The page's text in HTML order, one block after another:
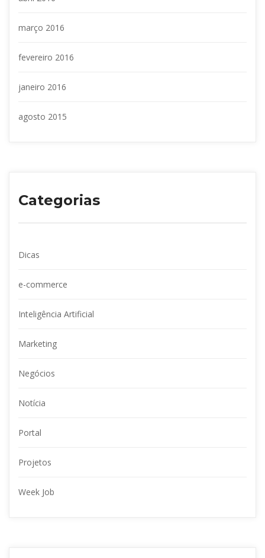
março 2016
fevereiro 2016
janeiro 2016
agosto 2015
Categoria
Dica
e-commerce
Inteligência Artificial
Marketing
Negócio
Notícia
Portal
Projeto
Week Job